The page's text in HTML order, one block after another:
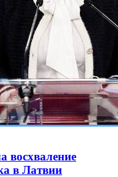
восхваление
в Латвии